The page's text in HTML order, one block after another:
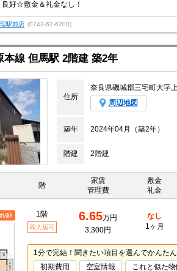
好☆敷金＆礼金なし！
駅前店 (0743-62-6200)
本線 但馬駅 2階建 築2年
住所
奈良県磯城郡三宅町大字
周辺地図
築年
2024年04月（築2年）
階建 2階建
階
家賃
管理費
敷金
礼金
1階
即入居可
6.65万円
3,300円
なし
1ヶ月
1分で完結！聞きたい項目を選んでかんたん
初期費用
空室情報 これと似た物